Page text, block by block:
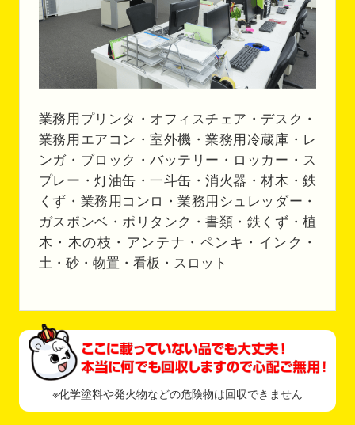
業務用プリンタ・オフィスチェア・デスク・
業務用エアコン・室外機・業務用冷蔵庫・レ
ンガ・ブロック・バッテリー・ロッカー・ス
プレー・灯油缶・一斗缶・消火器・材木・鉄
くず・業務用コンロ・業務用シュレッダー・
ガスボンベ・ポリタンク・書類・鉄くず・植
木・木の枝・アンテナ・ペンキ・インク・
土・砂・物置・看板・スロット
※化学塗料や発火物などの危険物は回収できません